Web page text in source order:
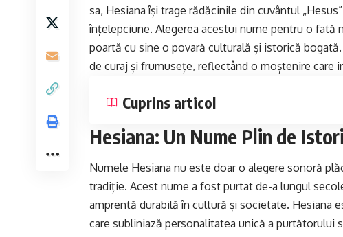
sa, Hesiana își trage rădăcinile din cuvântul
înțelepciune. Alegerea acestui nume pentru o fată
poartă cu sine o povară culturală și istorică
de curaj și frumusețe, reflectând o moștenire care
Cuprins articol
Hesiana: Un Nume Plin de
Numele Hesiana nu este doar o alegere sonoră
tradiție. Acest nume a fost purtat de-a lungul
amprentă durabilă în cultură și societate. Hesiana
care subliniază personalitatea unică a